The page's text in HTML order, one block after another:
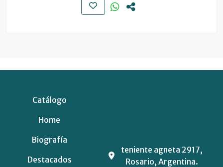
Catálogo
Home
Biografía
Destacados
teniente agneta 2917,
Rosario, Argentina.